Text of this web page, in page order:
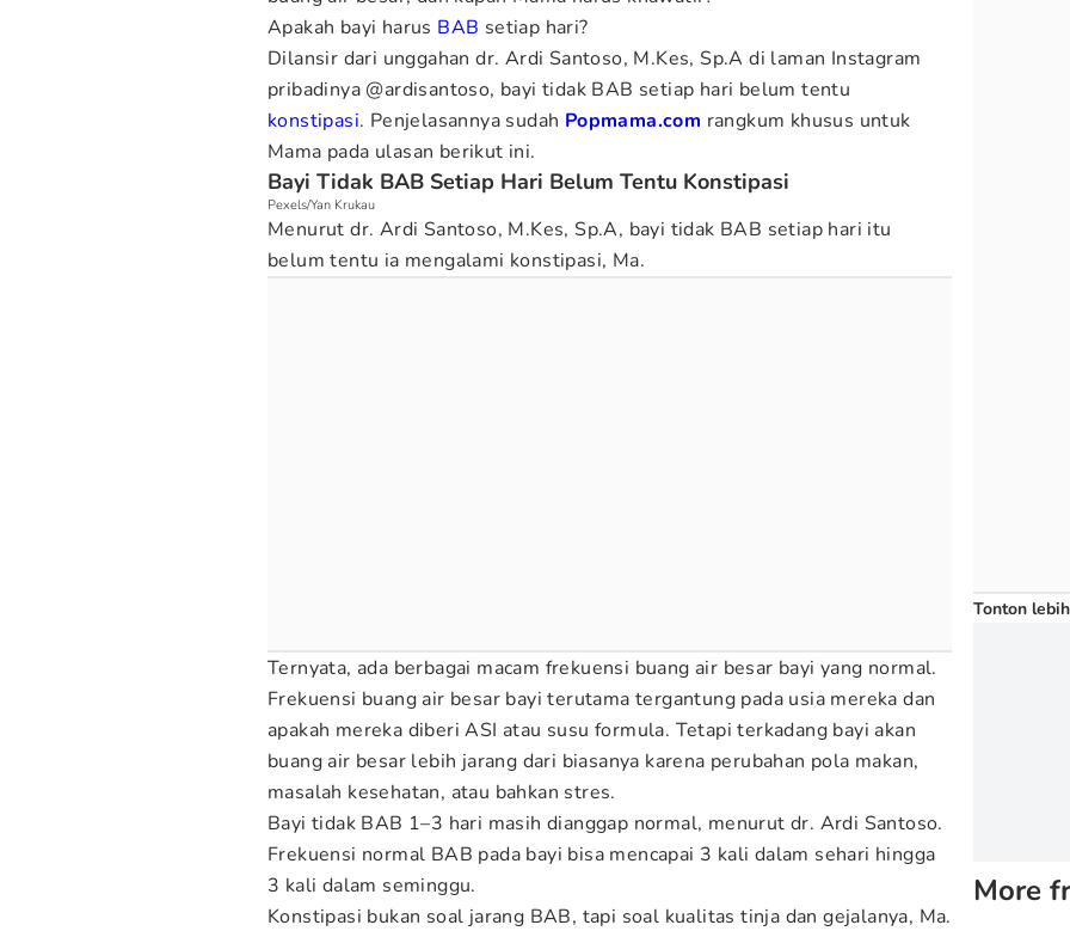
Apakah bayi harus BAB setiap hari?
Dilansir dari unggahan dr. Ardi Santoso, M.Kes, Sp.A di laman Instagram
pribadinya @ardisantoso, bayi tidak BAB setiap hari belum tentu
konstipasi. Penjelasannya sudah Popmama.com rangkum khusus untuk
Mama pada ulasan berikut ini.
Bayi Tidak BAB Setiap Hari Belum Tentu Konstipasi
Pexels/Yan Krukau
Menurut dr. Ardi Santoso, M.Kes, Sp.A, bayi tidak BAB setiap hari itu
belum tentu ia mengalami konstipasi, Ma.
Ternyata, ada berbagai macam frekuensi buang air besar bayi yang normal.
Frekuensi buang air besar bayi terutama tergantung pada usia mereka dan
apakah mereka diberi ASI atau susu formula. Tetapi terkadang bayi akan
buang air besar lebih jarang dari biasanya karena perubahan pola makan,
masalah kesehatan, atau bahkan stres.
Bayi tidak BAB 1–3 hari masih dianggap normal, menurut dr. Ardi Santoso.
Frekuensi normal BAB pada bayi bisa mencapai 3 kali dalam sehari hingga
3 kali dalam seminggu.
Konstipasi bukan soal jarang BAB, tapi soal kualitas tinja dan gejalanya, Ma.
Tonton
More